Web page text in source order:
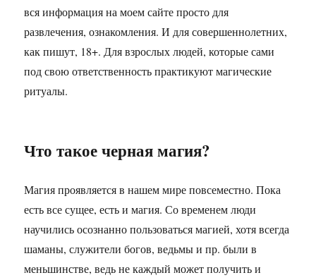
вся информация на моем сайте просто для
развлечения, ознакомления. И для совершеннолетних,
как пишут, 18+. Для взрослых людей, которые сами
под свою ответственность практикуют магические
ритуалы.
Что такое черная магия?
Магия проявляется в нашем мире повсеместно. Пока
есть все сущее, есть и магия. Со временем люди
научились осознанно пользоваться магией, хотя всегда
шаманы, служители богов, ведьмы и пр. были в
меньшинстве, ведь не каждый может получить и